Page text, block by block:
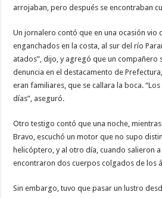
arrojaban, pero después se encontraban
Un jornalero contó que en una ocasión vio
enganchados en la costa, al sur del río
atados”, dijo, y agregó que un compañero
denuncia en el destacamento de
eran familiares, que se callara la boca.
días”, aseguró.
Otro testigo contó que una noche,
Bravo, escuchó un motor que no supo
helicóptero, y al otro día, cuando salieron
encontraron dos cuerpos colgados de los
Sin embargo, tuvo que pasar un lustro